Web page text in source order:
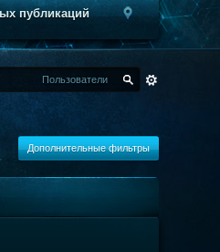
публикаций
Пользователи
Дополнительные фильтры